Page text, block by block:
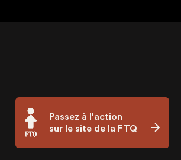
Passez à l'action
sur le site de la FTQ